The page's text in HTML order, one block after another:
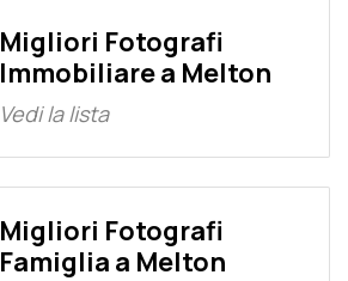
Migliori Fotografi
Immobiliare a Melton
Vedi la lista
Migliori Fotografi
Famiglia a Melton